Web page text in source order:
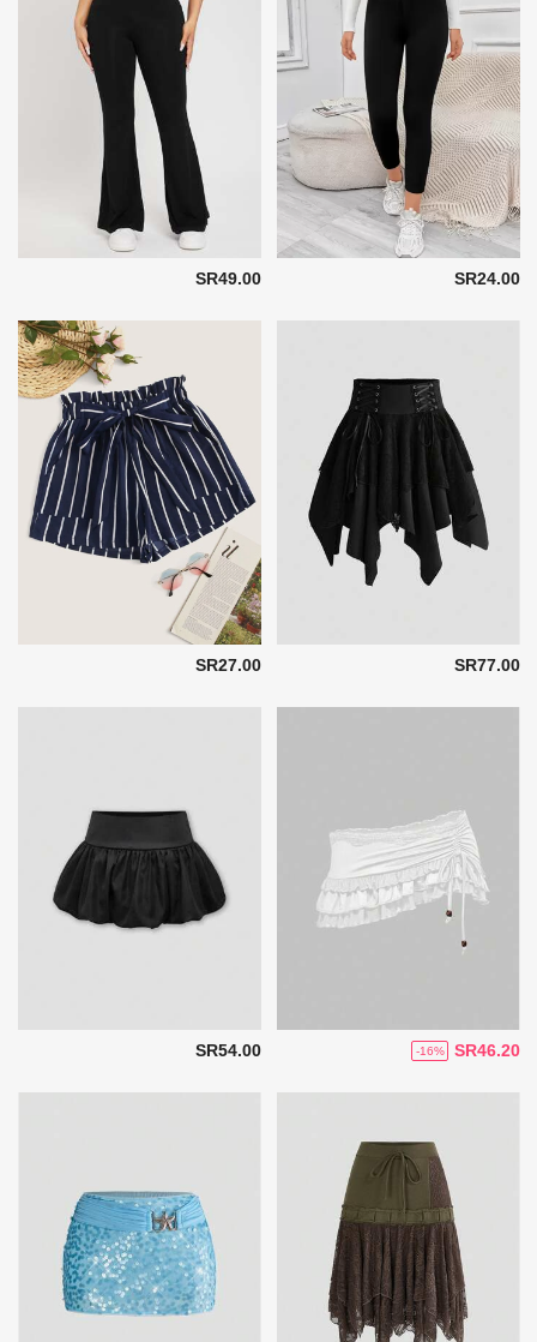
SR24.00
SR49.00
SR77.00
SR27.00
SR46.20
-16%
SR54.00